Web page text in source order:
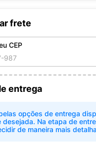
frete
CEP
entrega
opções de entrega
desejada. Na etapa de
de maneira mais